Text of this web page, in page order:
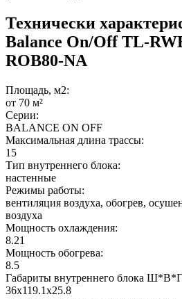
Технически
Balance On/Off TL-
ROB80-NA
Площадь, м2:
от 70 м²
Серии:
BALANCE ON OFF
Максимальная длина трассы:
15
Тип внутреннего блока:
настенные
Режимы работы:
вентиляция воздуха, обогрев,
воздуха
Мощность охлаждения:
8.21
Мощность обогрева:
8.5
Габариты внутреннего блока
36x119.1x25.8